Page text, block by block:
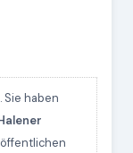
Sie haben